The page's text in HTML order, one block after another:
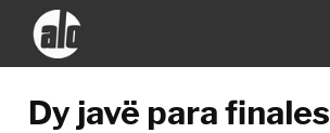
Dy javë para finales